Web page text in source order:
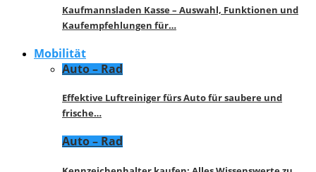
Kaufmannsladen Kasse – Auswahl, Funktionen und
Kaufempfehlungen für…
Mobilität
Auto – Rad
Effektive Luftreiniger fürs Auto für saubere und
frische…
Auto – Rad